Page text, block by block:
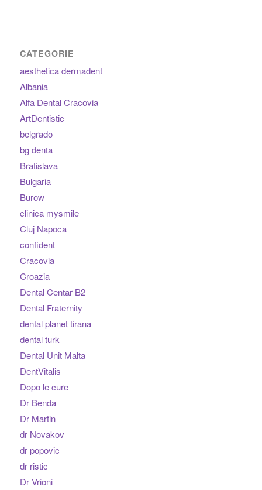
CATEGORIE
aesthetica dermadent
Albania
Alfa Dental Cracovia
ArtDentistic
belgrado
bg denta
Bratislava
Bulgaria
Burow
clinica mysmile
Cluj Napoca
confident
Cracovia
Croazia
Dental Centar B2
Dental Fraternity
dental planet tirana
dental turk
Dental Unit Malta
DentVitalis
Dopo le cure
Dr Benda
Dr Martin
dr Novakov
dr popovic
dr ristic
Dr Vrioni